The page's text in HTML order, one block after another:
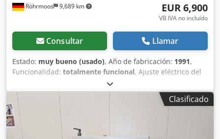
Röhrmoos 9,689 km EUR 6,900
VB IVA no incluído
Consultar Llamar
Estado: muy bueno (usado), Año de fabricación: 1991,
Funcionalidad: totalmente funcional, Ajuste eléctrico del
espesor con ajuste fino. Potencia del motor: 4 kW. Ancho
de cepillado: 510 mm. Longitud total de la mesa de
cepillado: 2200 mm. Eje de cepillado de 4 cuchillas.
Velocidad del eje: 4700 rpm. Altura de cepillado: 3 - 230
mm. Velocidades de avance: 8 + 14 m/min. Dedpfxozhuz
Ao Al Rjkr Peso: aproximadamente 750 kg.
Clasificado